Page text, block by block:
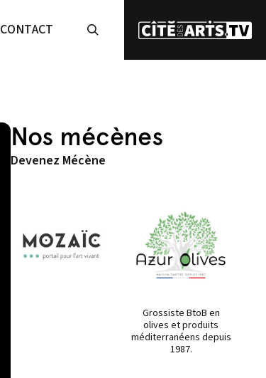
CONTACT
Nos mécènes
Devenez Mécène
Grossiste BtoB en
olives et produits
méditerranéens depuis
1987.